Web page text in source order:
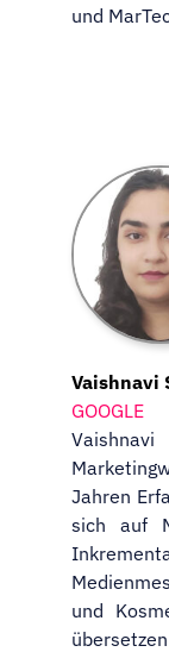
und
Vaishnavi
GOOGLE
Jahren
sich auf
und